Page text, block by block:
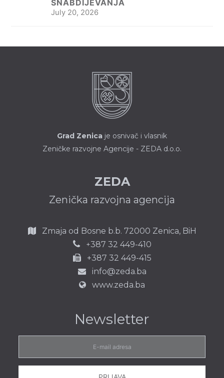
SNABDIJEVANJA
July 20, 2026
Grad Zenica je osnivač i vlasnik
Zeničke razvojne Agencije - ZEDA d.o.o.
ZEDA
Zenička razvojna agencija
Zmaja od Bosne b.b. 72000 Zenica, BiH
+387 32 449-410
+387 32 449-415
info@zeda.ba
www.zeda.ba
Newsletter
adresa